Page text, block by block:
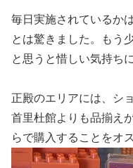
毎日実施されているか
とは驚きました。もう
と思うと惜しい気持ち
正殿のエリアには、シ
首里杜館よりも品揃え
らで購入することをオ